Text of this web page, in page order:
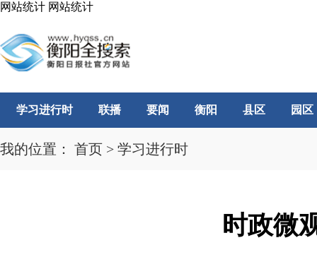
网站统计 网站统计
学习进行时 联播 要闻 衡阳 县区 园区
我的位置： 首页 > 学习进行时
时政微